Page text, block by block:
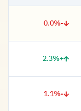
-0.0%
+2.3%
-1.1%